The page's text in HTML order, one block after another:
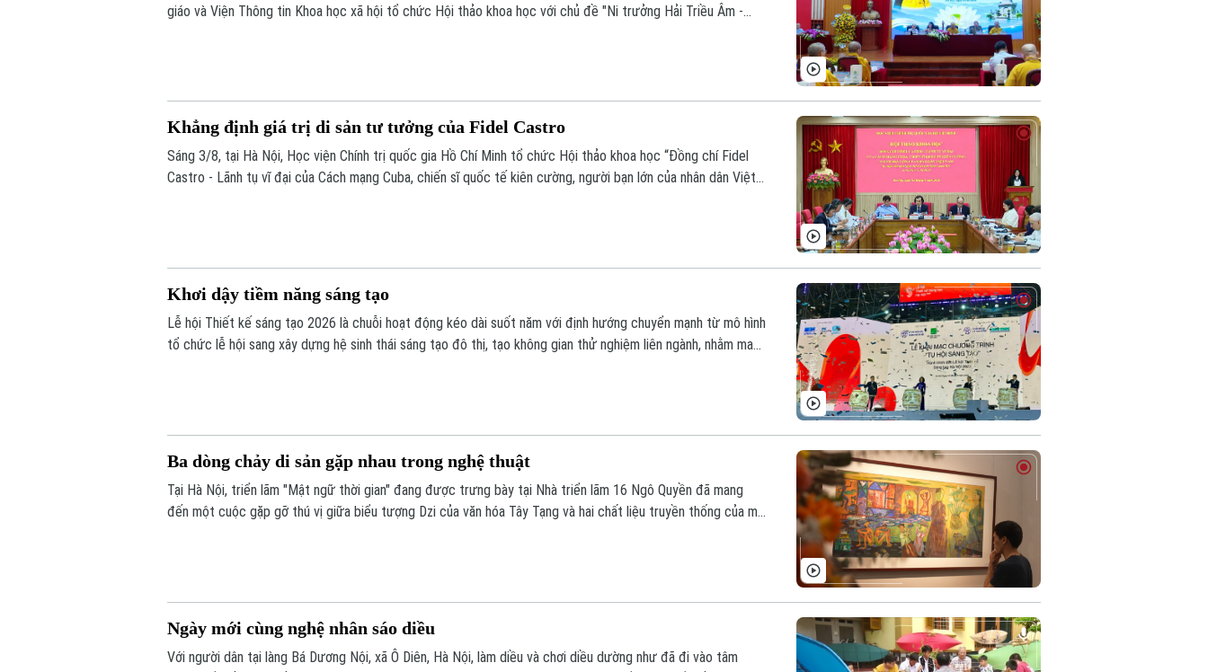
giáo và Viện Thông tin Khoa học xã hội tổ chức Hội thảo khoa học với chủ đề "Ni trưởng Hải Triều Âm -
Khẳng định giá trị di sản tư tưởng của Fidel Castro
Sáng 3/8, tại Hà Nội, Học viện Chính trị quốc gia Hồ Chí Minh tổ chức Hội thảo khoa học “Đồng chí Fidel
Castro - Lãnh tụ vĩ đại của Cách mạng Cuba, chiến sĩ quốc tế kiên cường, người bạn lớn của nhân dân Việt
Khơi dậy tiềm năng sáng tạo
Lễ hội Thiết kế sáng tạo 2026 là chuỗi hoạt động kéo dài suốt năm với định hướng chuyển mạnh từ mô hình
tổ chức lễ hội sang xây dựng hệ sinh thái sáng tạo đô thị, tạo không gian thử nghiệm liên ngành, nhằm mang
Ba dòng chảy di sản gặp nhau trong nghệ thuật
Tại Hà Nội, triển lãm "Mật ngữ thời gian" đang được trưng bày tại Nhà triển lãm 16 Ngô Quyền đã mang
đến một cuộc gặp gỡ thú vị giữa biểu tượng Dzi của văn hóa Tây Tạng và hai chất liệu truyền thống của mỹ
Ngày mới cùng nghệ nhân sáo diều
Với người dân tại làng Bá Dương Nội, xã Ô Diên, Hà Nội, làm diều và chơi diều dường như đã đi vào tâm